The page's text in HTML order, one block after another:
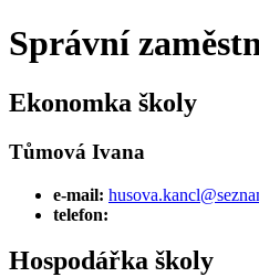
Správní
Ekonomka školy
Tůmová Ivana
e-mail:
telefon:
Hospodářka školy